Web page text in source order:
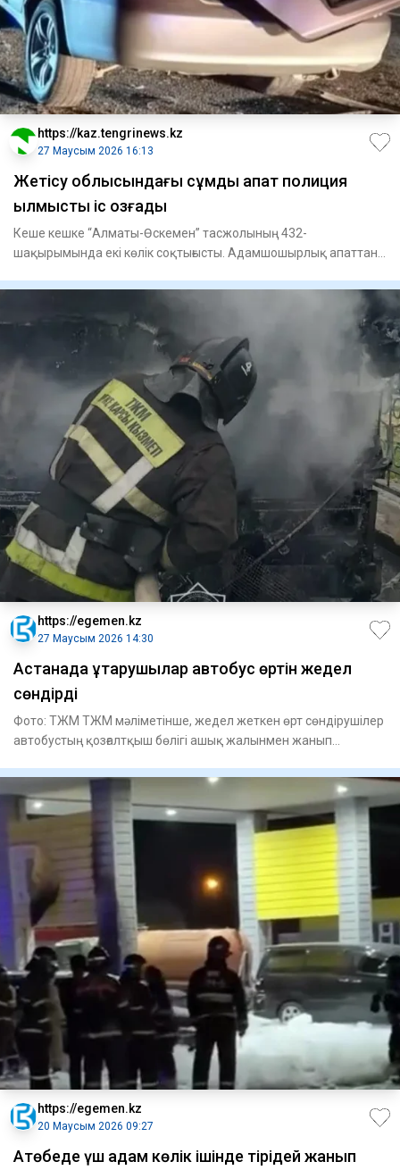
https://kaz.tengrinews.kz
27 Маусым 2026 16:13
Жетісу облысындағы сұмдық апат полиция
қылмыстық іс қозғады
Кеше кешке “Алматы-Өскемен” тасжолының 432-
шақырымында екі көлік соқтығысты. Адамшошырлық апаттан
https://egemen.kz
27 Маусым 2026 14:30
Астанада құтқарушылар автобус өртін жедел
сөндірді
Фото: ТЖМ ТЖМ мәліметінше, жедел жеткен өрт сөндірушілер
автобустың қозғалтқыш бөлігі ашық жалынмен жанып
https://egemen.kz
20 Маусым 2026 09:27
Ақтөбеде үш адам көлік ішінде тірідей жанып